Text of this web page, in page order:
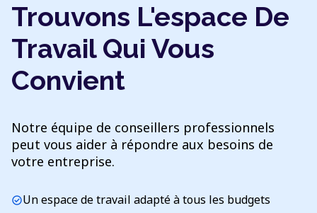
Trouvons L'espace De
Travail Qui Vous
Convient
Notre équipe de conseillers professionnels
peut vous aider à répondre aux besoins de
votre entreprise.
check_circleUn espace de travail adapté à tous les budgets